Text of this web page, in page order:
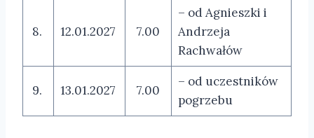
8. 12.01.2027 7.00
– od Agnieszki i
Andrzeja
Rachwałów
9. 13.01.2027 7.00
– od uczestników
pogrzebu